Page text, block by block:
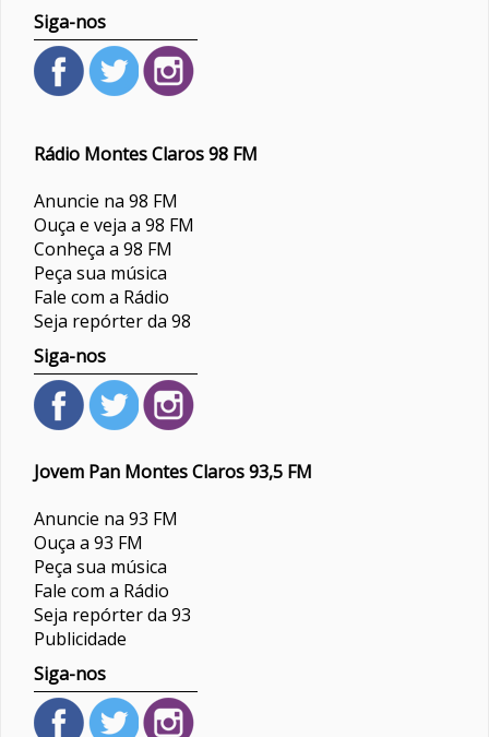
Siga-nos
Rádio Montes Claros 98 FM
Anuncie na 98 FM
Ouça e veja a 98 FM
Conheça a 98 FM
Peça sua música
Fale com a Rádio
Seja repórter da 98
Siga-nos
Jovem Pan Montes Claros 93,5 FM
Anuncie na 93 FM
Ouça a 93 FM
Peça sua música
Fale com a Rádio
Seja repórter da 93
Publicidade
Siga-nos